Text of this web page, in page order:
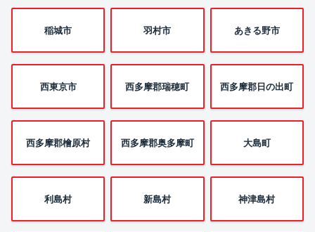
稲城市 羽村市 あきる野市
西東京市 西多摩郡瑞穂町 西多摩郡日の出町
西多摩郡檜原村 西多摩郡奥多摩町 大島町
利島村 新島村 神津島村